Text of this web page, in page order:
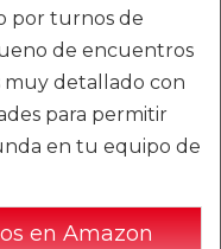
por turnos de
de encuentros
muy detallado con
para permitir
en tu equipo de
en Amazon